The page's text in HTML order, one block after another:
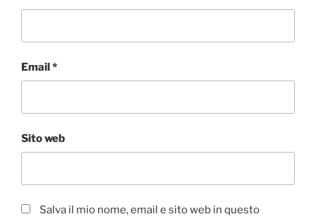
Email*
Sito web
Salva il mio nome, email e sito web in questo